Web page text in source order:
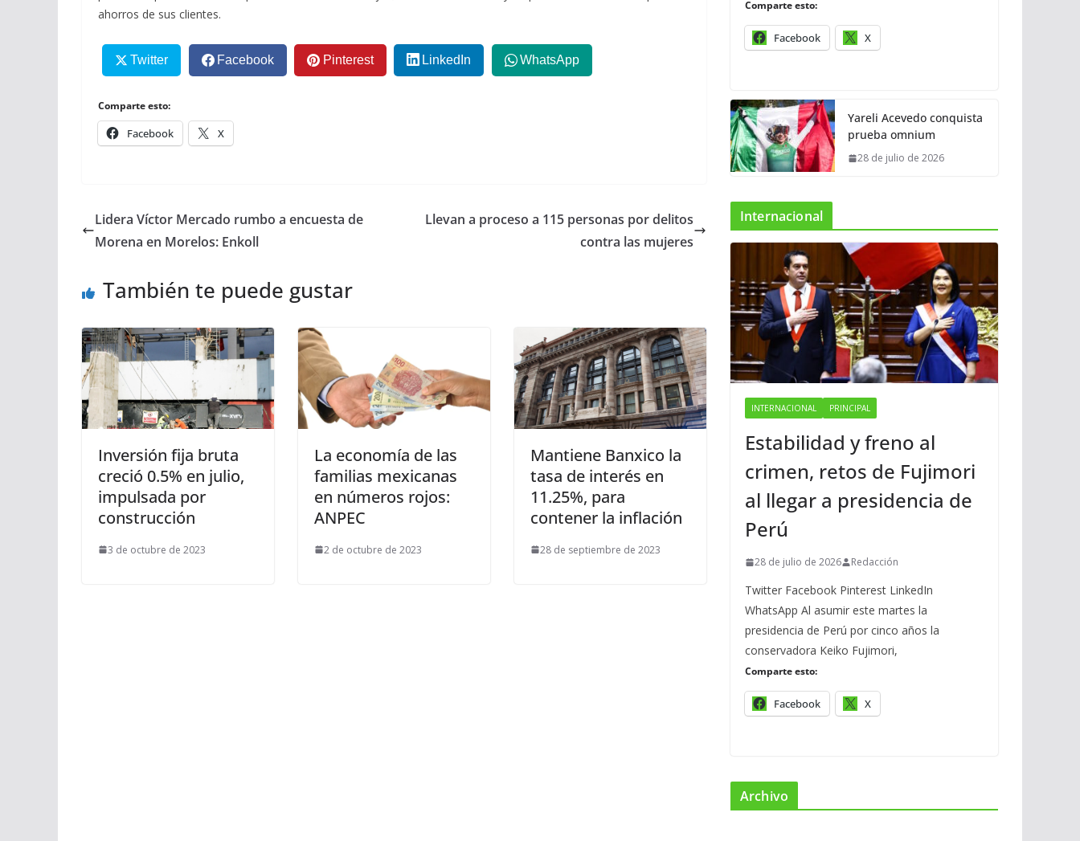
ahorros de sus clientes.
Twitter Facebook Pinterest LinkedIn WhatsApp
Comparte esto:
Facebook X
Lidera Víctor Mercado rumbo a encuesta de
Morena en Morelos: Enkoll
Llevan a proceso a 115 personas por delitos
contra las mujeres
También te puede gustar
Inversión fija bruta
creció 0.5% en julio,
impulsada por
construcción
3 de octubre de 2023
La economía de las
familias mexicanas
en números rojos:
ANPEC
2 de octubre de 2023
Mantiene Banxico la
tasa de interés en
11.25%, para
contener la inflación
28 de septiembre de 2023
Comparte esto:
Facebook X
Yareli Acevedo conquista
prueba omnium
28 de julio de 2026
Internacional
INTERNACIONAL PRINCIPAL
Estabilidad y freno al
crimen, retos de Fujimori
al llegar a presidencia de
Perú
28 de julio de 2026 Redacción
Twitter Facebook Pinterest LinkedIn
WhatsApp Al asumir este martes la
presidencia de Perú por cinco años la
conservadora Keiko Fujimori,
Comparte esto:
Facebook X
Archivo